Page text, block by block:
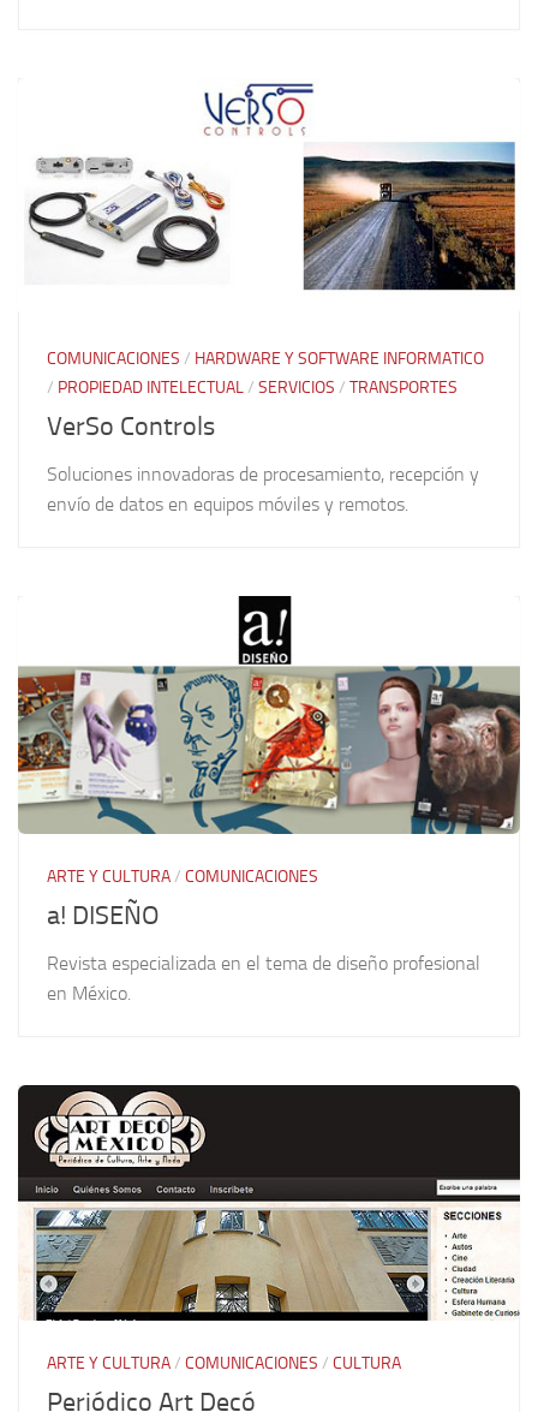
COMUNICACIONES / HARDWARE Y SOFTWARE INFORMATICO
/ PROPIEDAD INTELECTUAL/ SERVICIOS / TRANSPORTES
VerSo Controls
Soluciones innovadoras de procesamiento, recepción y
envío de datos en equipos móviles y remotos.
ARTE Y CULTURA/ COMUNICACIONES
a! DISEÑO
Revista especializada en el tema de diseño profesional
en México.
ARTE Y CULTURA/ COMUNICACIONES / CULTURA
Periódico Art Decó